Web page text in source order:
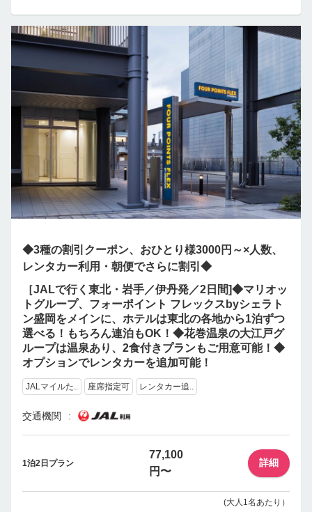
◆3種の割引クーポン、おひとり様3000円～×人数、
レンタカー利用・朝便でさらに割引◆
［JALで行く東北・岩手／伊丹発／2日間]◆マリオッ
トグループ、フォーポイント フレックスbyシェラト
ン盛岡をメインに、ホテルは東北の各地から1泊ずつ
選べる！もちろん連泊もOK！◆花巻温泉の大江戸グ
ループは温泉あり、2食付きプランもご用意可能！◆
オプションでレンタカーを追加可能！
JALマイルた.. 座席指定可 レンタカー追..
交通機関
1泊2日プラン
77,100
円〜
詳細
(大人1名あたり）